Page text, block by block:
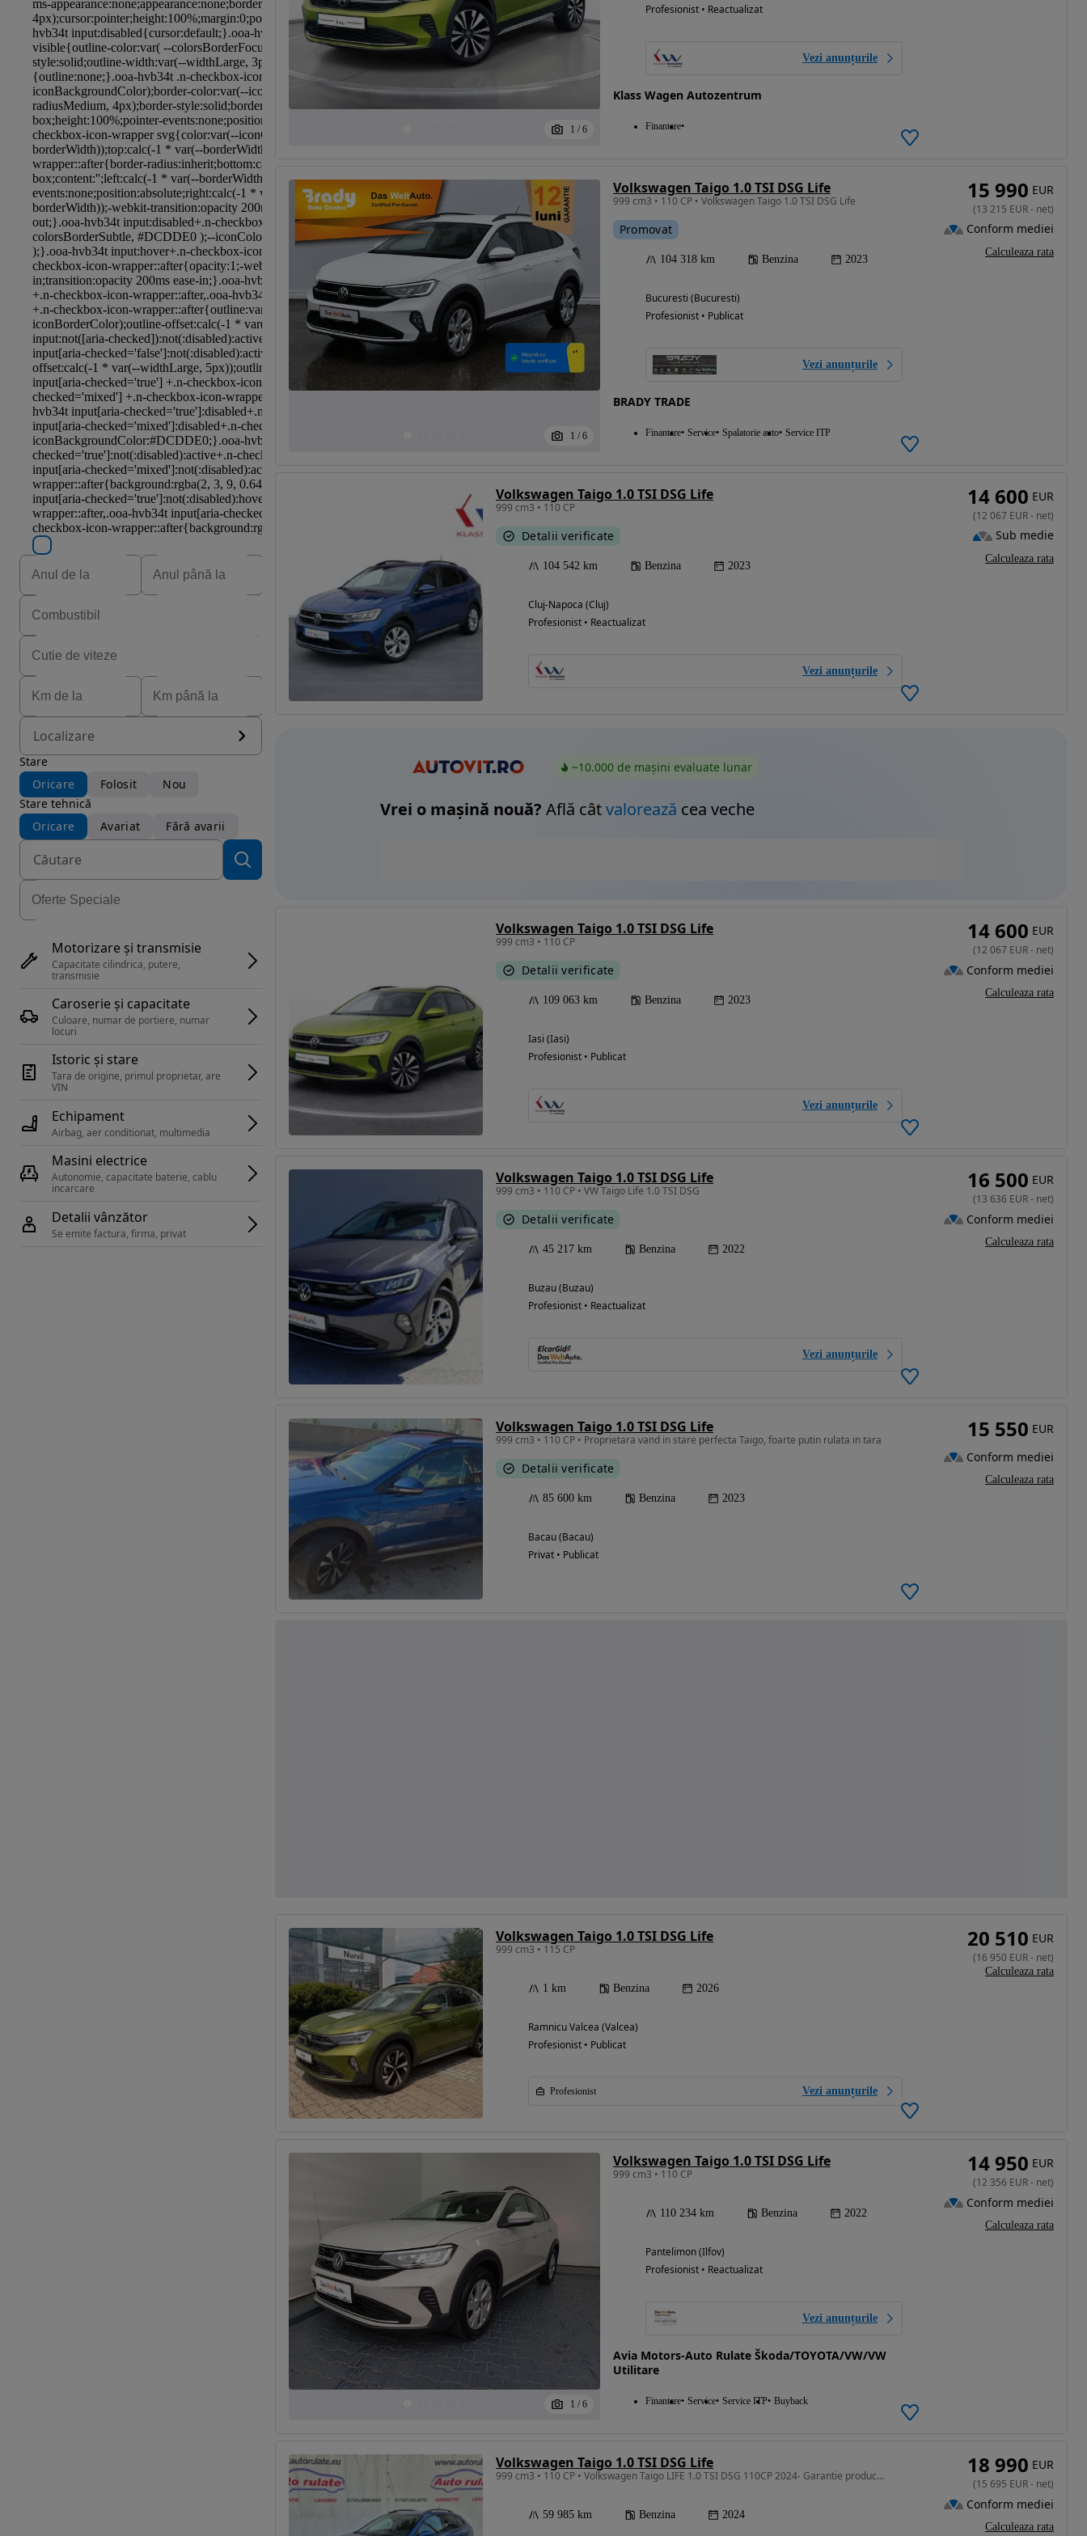
Eligibil pentru
Localizare
Stare
Oricare
Folosit
Nou
Stare tehnică
Oricare
Avariat Fără avarii
Motorizare și transmisie
Capacitate cilindrica, putere,
transmisie
Caroserie și capacitate
Culoare, numar de portiere, numar
locuri
Istoric și stare
Tara de origine, primul proprietar, are
Echipament
Airbag, aer conditionat, multimedia
Masini electrice
Autonomie, capacitate baterie, cablu
Detalii vânzător
Se emite factura, firma, privat
1 / 6
Profesionist • Reactualizat
Vezi anunțurile
Klass Wagen Autozentrum
Finantare
1 / 6
Volkswagen Taigo 1.0 TSI DSG Life
999 cm3 • 110 CP • Volkswagen Taigo 1.0 TSI DSG Life
Promovat
104 318 km Benzina 2023
Bucuresti (Bucuresti)
Profesionist • Publicat
Vezi anunțurile
BRADY TRADE
Finantare Service Spalatorie auto Service ITP
15 990 EUR
(13 215 EUR- net)
Conform mediei
Calculeaza rata
Volkswagen Taigo 1.0 TSI DSG Life
999 cm3 • 110 CP
Detalii verificate
104 542 km Benzina 2023
Cluj-Napoca (Cluj)
Profesionist • Reactualizat
Vezi anunțurile
14 600 EUR
(12 067 EUR- net)
Sub medie
Calculeaza rata
~10.000 de mașini evaluate lunar
Vrei o mașină nouă? Află câtvalorează cea veche
Volkswagen Taigo 1.0 TSI DSG Life
999 cm3 • 110 CP
Detalii verificate
109 063 km Benzina 2023
Iasi (Iasi)
Profesionist • Publicat
Vezi anunțurile
14 600 EUR
(12 067 EUR- net)
Conform mediei
Calculeaza rata
Volkswagen Taigo 1.0 TSI DSG Life
999 cm3 • 110 CP • VW Taigo Life 1.0 TSI DSG
Detalii verificate
45 217 km Benzina 2022
Buzau (Buzau)
Profesionist • Reactualizat
Vezi anunțurile
16 500 EUR
(13 636 EUR- net)
Conform mediei
Calculeaza rata
Volkswagen Taigo 1.0 TSI DSG Life
999 cm3 • 110 CP • Proprietara vand in stare perfecta Taigo, foarte putin rulata in tara
Detalii verificate
85 600 km Benzina 2023
Bacau (Bacau)
Privat • Publicat
15 550 EUR
Conform mediei
Calculeaza rata
Volkswagen Taigo 1.0 TSI DSG Life
999 cm3 • 115 CP
1 km Benzina 2026
Ramnicu Valcea (Valcea)
Profesionist • Publicat
Profesionist Vezi anunțurile
20 510 EUR
(16 950 EUR- net)
Calculeaza rata
1 / 6
Volkswagen Taigo 1.0 TSI DSG Life
999 cm3 • 110 CP
110 234 km Benzina 2022
Pantelimon (Ilfov)
Profesionist • Reactualizat
Vezi anunțurile
Avia Motors-Auto Rulate Škoda/TOYOTA/VW/VW
Utilitare
Finantare Service Service ITP Buyback
14 950 EUR
(12 356 EUR- net)
Conform mediei
Calculeaza rata
Volkswagen Taigo 1.0 TSI DSG Life
999 cm3 • 110 CP • Volkswagen Taigo LIFE 1.0 TSI DSG 110CP 2024- Garantie producator 2028
59 985 km Benzina 2024
18 990 EUR
(15 695 EUR- net)
Conform mediei
Calculeaza rata